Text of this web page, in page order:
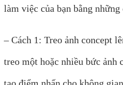
làm việc của bạn bằng những
– Cách 1: Treo ảnh concept
treo một hoặc nhiều bức ảnh